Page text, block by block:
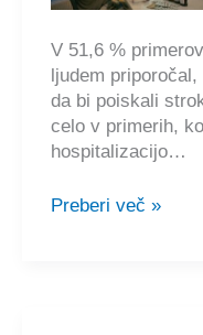
V 51,6 %
ljudem
da bi poiskali
celo v primerih,
hospitalizacijo…
Umetna
Preberi več »